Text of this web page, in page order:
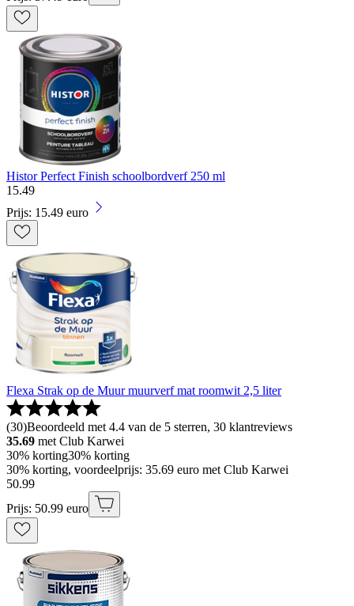
Histor Perfect Finish schoolbordverf 250 ml
15.49
Prijs: 15.49 euro
Flexa Strak op de Muur muurverf mat roomwit 2,5 liter
(30)Beoordeeld met 4.4 van de 5 sterren, 30 klantreviews
35.69 met Club Karwei
30% korting30% korting
30% korting, voordeelprijs: 35.69 euro met Club Karwei
50.99
Prijs: 50.99 euro